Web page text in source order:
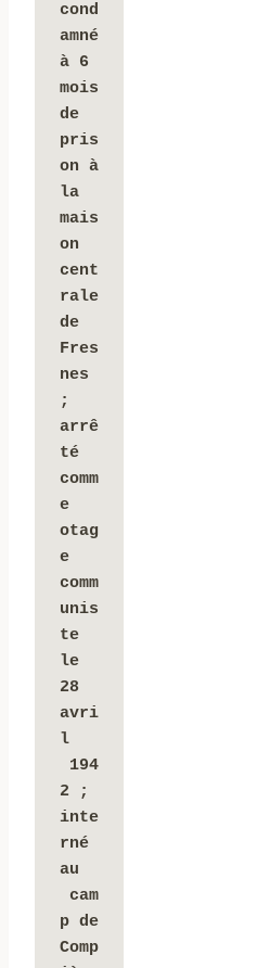
cond
amné
à 6
mois
de
pris
on à
la
mais
on
cent
rale
de
Fres
nes
;
arrê
té
comm
e
otag
e
comm
unis
te
le
28
avri
l
194
2 ;
inte
rné
au
cam
p de
Comp